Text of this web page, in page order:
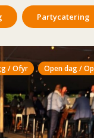
Partycatering
/ Ofyr Open dag /